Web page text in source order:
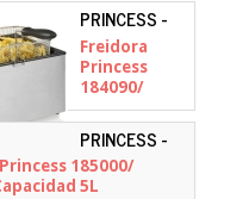
PRINCESS -
01.184090.01.001
Freidora
Princess
184090/
3270W/
Capacidad 5L
PRINCESS -
01.185000.01.001
185000/
5L